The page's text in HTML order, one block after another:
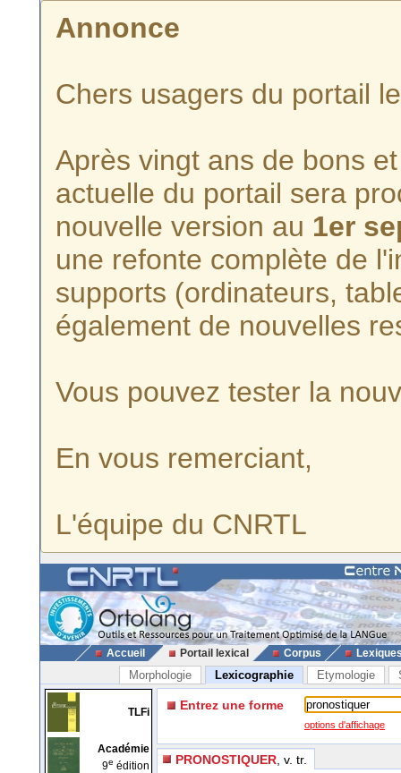
Annonce
Chers usagers du portail
Après vingt ans de bons
actuelle du portail sera
nouvelle version au 1er
une refonte complète de
supports (ordinateurs,
également de nouvelles
Vous pouvez tester la
En vous remerciant,
L'équipe du CNRTL
Accueil Portail lexical Corpus
Morphologie Lexicographie Etymologie
TLFi
Académie
9e édition
Entrez une forme
options d'affichage
PRONOSTIQUER , v. tr.